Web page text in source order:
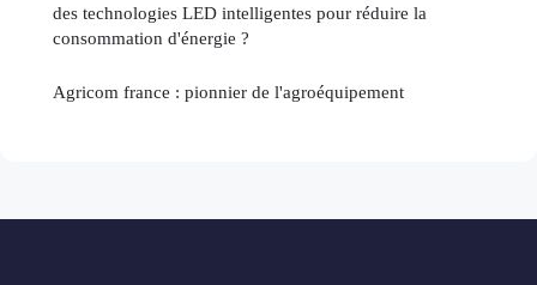
des technologies LED intelligentes pour réduire la
consommation d'énergie ?
Agricom france : pionnier de l'agroéquipement